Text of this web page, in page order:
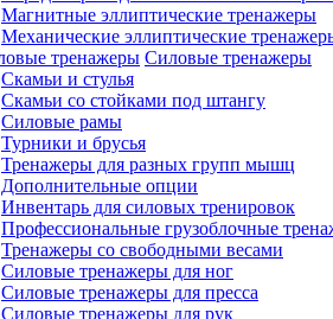
Магнитные эллиптические тренажеры
Механические эллиптические
Силовые тренажеры
Скамьи и стулья
Скамьи со стойками под штангу
Силовые рамы
Турники и брусья
Тренажеры для разных групп мышц
Дополнительные опции
Инвентарь для силовых тренировок
Профессиональные грузоблочные
Тренажеры со свободными весами
Силовые тренажеры для ног
Силовые тренажеры для пресса
Силовые тренажеры для рук